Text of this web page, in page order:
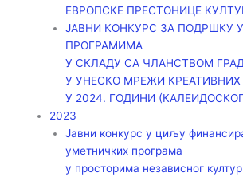
ЕВРОПСКЕ ПРЕСТОНИЦЕ
ЈАВНИ КОНКУРС ЗА ПОДРШКУ
ПРОГРАМИМА
У СКЛАДУ СА ЧЛАНСТВОМ
У УНЕСКО МРЕЖИ КРЕАТИВНИХ
У 2024. ГОДИНИ
2023
Јавни конкурс у циљу
уметничких програма
у просторима независног